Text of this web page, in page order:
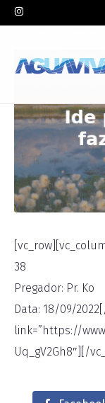
InPr. Ko Leave a
38
Pregador: Pr. Ko
Data: 18/09/
link=”https://
Uq_gV2Gh8″][/